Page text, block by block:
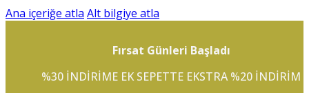
Ana içeriğe atla Alt bilgiye atla
Fırsat Günleri Başladı
%30 INDIRIME EK SEPETTE EKSTRA %20 INDIRIM